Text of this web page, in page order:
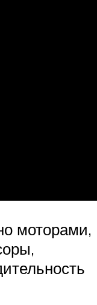
моторами,